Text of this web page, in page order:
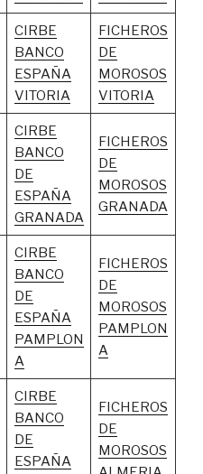
CIRBE
BANCO
ESPAÑA
VITORIA
FICHEROS
DE
MOROSOS
VITORIA
CIRBE
BANCO
DE
ESPAÑA
GRANADA
FICHEROS
DE
MOROSOS
GRANADA
CIRBE
BANCO
DE
ESPAÑA
PAMPLON
A
FICHEROS
DE
MOROSOS
PAMPLON
A
CIRBE
BANCO
DE
ESPAÑA
FICHEROS
DE
MOROSOS